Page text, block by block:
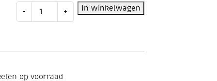
-
Monkey
+ In winkelwagen
op voorraad